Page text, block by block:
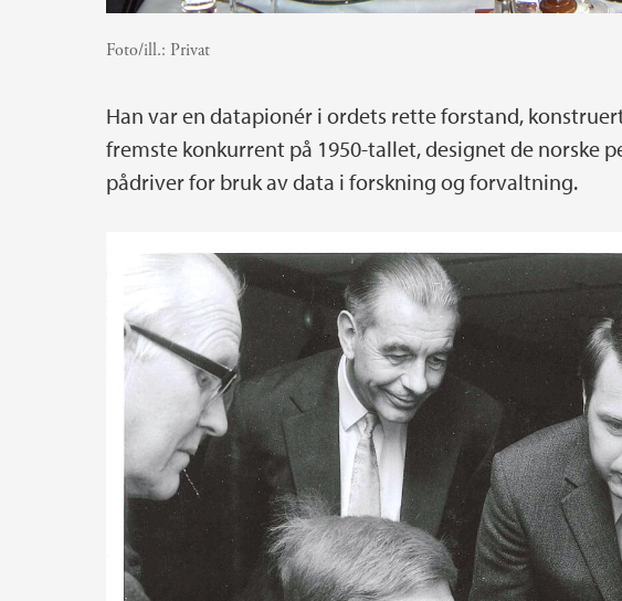
Foto/ill.: Privat
Han var en datapionér i ordets rette forstand,
fremste konkurrent på 1950-tallet, designet de norske
pådriver for bruk av data i forskning og forvaltning.